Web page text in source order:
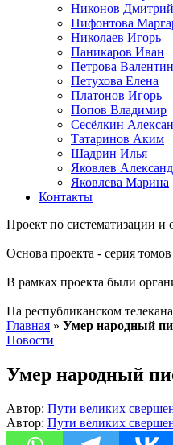
Никонов Дмитрий
Нифонтова
Николаев Игорь
Паникаров Иван
Петрова
Петухова Елена
Платонов Игорь
Попов Владимир
Сесёлкин
Татаринов Аким
Шадрин Илья
Яковлев
Яковлева Марина
Контакты
Проект по систематизации
Основа проекта - серия
В рамках проекта были
На республиканском
Главная » Умер народный
Новости
Умер народный
Автор: Пути великих
Автор: Пути великих